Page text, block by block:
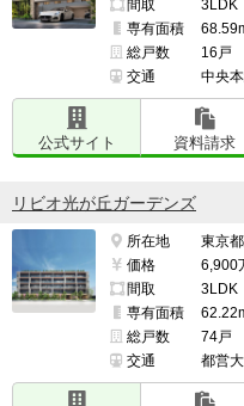
間取
3LDK
専有面積
総戸数
16戸
交通
中央
公式サイト 資料請求
リビオ光が丘ガーデンズ
所在地
東京
価格
6,900
間取
3LDK
専有面積
総戸数
74戸
交通
都営